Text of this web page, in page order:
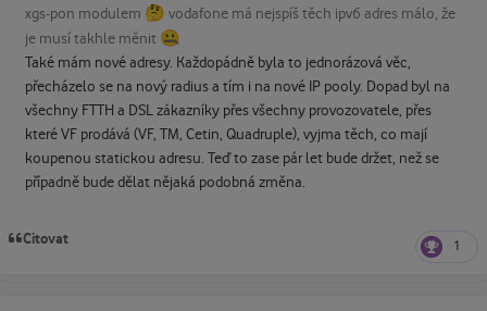
xgs-pon modulem 🤔 vodafone má nejspíš těch ipv6 adres málo, že
je musí takhle měnit 🤐
Také mám nové adresy. Každopádně byla to jednorázová věc,
přecházelo se na nový radius a tím i na nové IP pooly. Dopad byl na
všechny FTTH a DSL zákazníky přes všechny provozovatele, přes
které VF prodává (VF, TM, Cetin, Quadruple), vyjma těch, co mají
koupenou statickou adresu. Teď to zase pár let bude držet, než se
případně bude dělat nějaká podobná změna.
Citovat 1